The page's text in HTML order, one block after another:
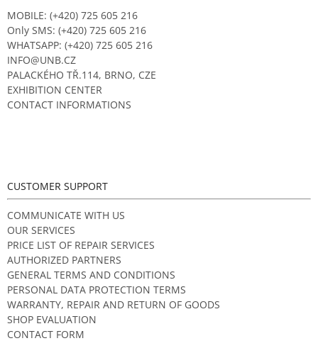
c
MOBILE: (+420) 725 605 216
Only SMS: (+420) 725 605 216
WHATSAPP: (+420) 725 605 216
INFO@UNB.CZ
PALACKÉHO TŘ.114, BRNO, CZE
EXHIBITION CENTER
CONTACT INFORMATIONS
CUSTOMER SUPPORT
COMMUNICATE WITH US
OUR SERVICES
PRICE LIST OF REPAIR SERVICES
AUTHORIZED PARTNERS
GENERAL TERMS AND CONDITIONS
PERSONAL DATA PROTECTION TERMS
WARRANTY, REPAIR AND RETURN OF GOODS
SHOP EVALUATION
CONTACT FORM